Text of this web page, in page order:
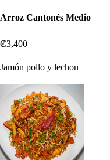
Arroz Cantonés Medio
₡3,400
Jamón pollo y lechon